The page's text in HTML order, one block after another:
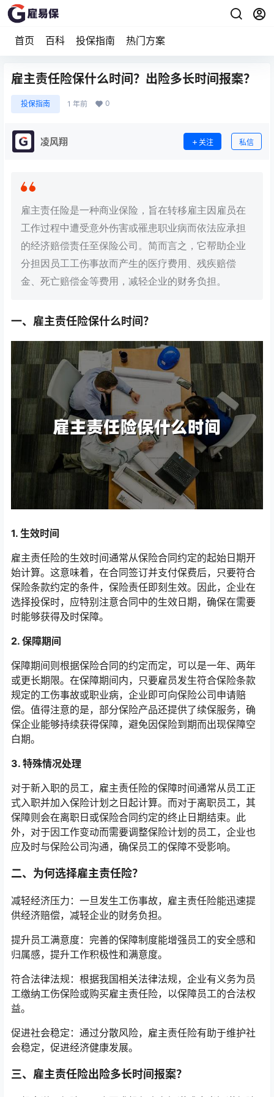
首页 百科 投保指南 热门方案
雇主责任险保什么时间？出险多长时间报案？
投保指南 1 年前 0
凌风翔 关注 私信
雇主责任险是一种商业保险，旨在转移雇主因雇员在
工作过程中遭受意外伤害或罹患职业病而依法应承担
的经济赔偿责任至保险公司。简而言之，它帮助企业
分担因员工工伤事故而产生的医疗费用、残疾赔偿
金、死亡赔偿金等费用，减轻企业的财务负担。
一、雇主责任险保什么时间？
1. 生效时间
雇主责任险的生效时间通常从保险合同约定的起始日期开
始计算。这意味着，在合同签订并支付保费后，只要符合
保险条款约定的条件，保险责任即刻生效。因此，企业在
选择投保时，应特别注意合同中的生效日期，确保在需要
时能够获得及时保障。
2. 保障期间
保障期间则根据保险合同的约定而定，可以是一年、两年
或更长期限。在保障期间内，只要雇员发生符合保险条款
规定的工伤事故或职业病，企业即可向保险公司申请赔
偿。值得注意的是，部分保险产品还提供了续保服务，确
保企业能够持续获得保障，避免因保险到期而出现保障空
白期。
3. 特殊情况处理
对于新入职的员工，雇主责任险的保障时间通常从员工正
式入职并加入保险计划之日起计算。而对于离职员工，其
保障则会在离职日或保险合同约定的终止日期结束。此
外，对于因工作变动而需要调整保险计划的员工，企业也
应及时与保险公司沟通，确保员工的保障不受影响。
二、为何选择雇主责任险？
减轻经济压力：一旦发生工伤事故，雇主责任险能迅速提
供经济赔偿，减轻企业的财务负担。
提升员工满意度：完善的保障制度能增强员工的安全感和
归属感，提升工作积极性和满意度。
符合法律法规：根据我国相关法律法规，企业有义务为员
工缴纳工伤保险或购买雇主责任险，以保障员工的合法权
益。
促进社会稳定：通过分散风险，雇主责任险有助于维护社
会稳定，促进经济健康发展。
三、雇主责任险出险多长时间报案？